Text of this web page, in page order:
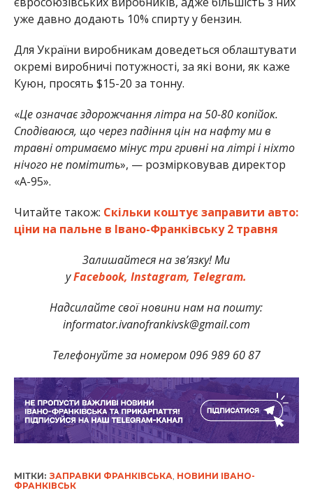
уже давно додають 10% спирту у бензин.
Для України виробникам доведеться облаштувати
окремі виробничі потужності, за які вони, як каже
Куюн, просять $15-20 за тонну.
«Це означає здорожчання літра на 50-80 копійок.
Сподіваюся, що через падіння цін на нафту ми в
травні отримаємо мінус три гривні на літрі і ніхто
нічого не помітить», — розмірковував директор
«А-95».
Читайте також: Скільки коштує заправити авто:
ціни на пальне в Івано-Франківську 2 травня
Залишайтеся на зв’язку! Ми
уFacebook, Instagram, Telegram.
Надсилайте свої новини нам на пошту:
informator.ivanofrankivsk@gmail.com
Телефонуйте за номером 096 989 60 87
МІТКИ: ЗАПРАВКИ ФРАНКІВСЬКА НОВИНИ ІВАНО-
ФРАНКІВСЬК